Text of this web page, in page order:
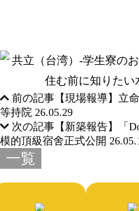
前の記事 【現場報導】立
等持院 26.05.29
次の記事 【新築報告】「
模的頂級宿舍正式公開
一覧